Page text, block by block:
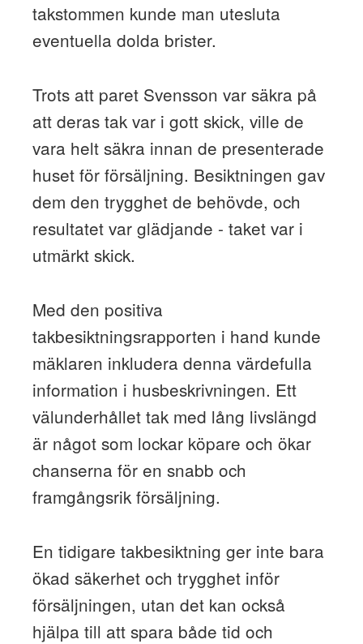
takstommen kunde man utesluta
eventuella dolda brister.
Trots att paret Svensson var säkra på
att deras tak var i gott skick, ville de
vara helt säkra innan de presenterade
huset för försäljning. Besiktningen gav
dem den trygghet de behövde, och
resultatet var glädjande - taket var i
utmärkt skick.
Med den positiva
takbesiktningsrapporten i hand kunde
mäklaren inkludera denna värdefulla
information i husbeskrivningen. Ett
välunderhållet tak med lång livslängd
är något som lockar köpare och ökar
chanserna för en snabb och
framgångsrik försäljning.
En tidigare takbesiktning ger inte bara
ökad säkerhet och trygghet inför
försäljningen, utan det kan också
hjälpa till att spara både tid och